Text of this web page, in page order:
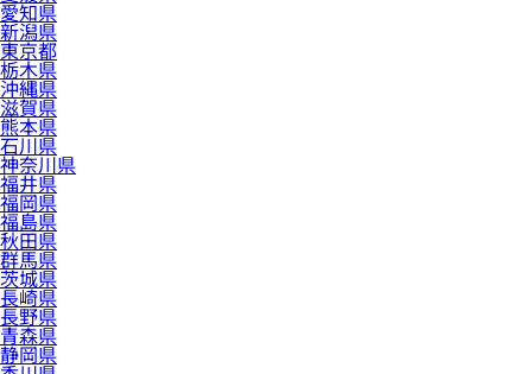
愛知県
新潟県
東京都
栃木県
沖縄県
滋賀県
熊本県
石川県
神奈川県
福井県
福岡県
福島県
秋田県
群馬県
茨城県
長崎県
長野県
青森県
静岡県